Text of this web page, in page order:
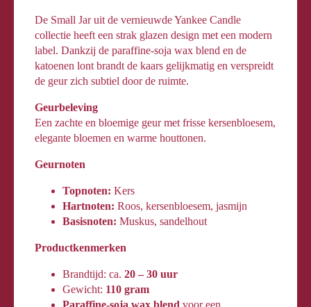
De Small Jar uit de vernieuwde Yankee Candle
collectie heeft een strak glazen design met een modern
label. Dankzij de paraffine-soja wax blend en de
katoenen lont brandt de kaars gelijkmatig en verspreidt
de geur zich subtiel door de ruimte.
Geurbeleving
Een zachte en bloemige geur met frisse kersenbloesem,
elegante bloemen en warme houttonen.
Geurnoten
Topnoten: Kers
Hartnoten: Roos, kersenbloesem, jasmijn
Basisnoten: Muskus, sandelhout
Productkenmerken
Brandtijd: ca. 20 – 30 uur
Gewicht: 110 gram
Paraffine-soja wax blend voor een